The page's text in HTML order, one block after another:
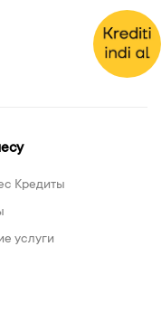
Кредиты
услуги